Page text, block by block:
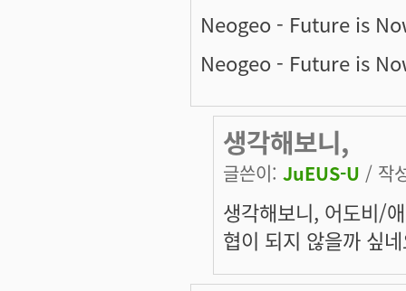
Neogeo - Future is
Neogeo - Future is
생각해보니,
글쓴이: JuEUS-U / 작
생각해보니, 어도비/
협이 되지 않을까 싶